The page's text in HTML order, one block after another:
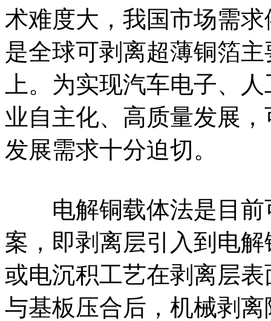
术难度大，我国市场需
是全球可剥离超薄铜箔
上。为实现汽车电子、
业自主化、高质量发展
发展需求十分迫切。
电解铜载体法是目前
案，即剥离层引入到电
或电沉积工艺在剥离层
与基板压合后，机械剥